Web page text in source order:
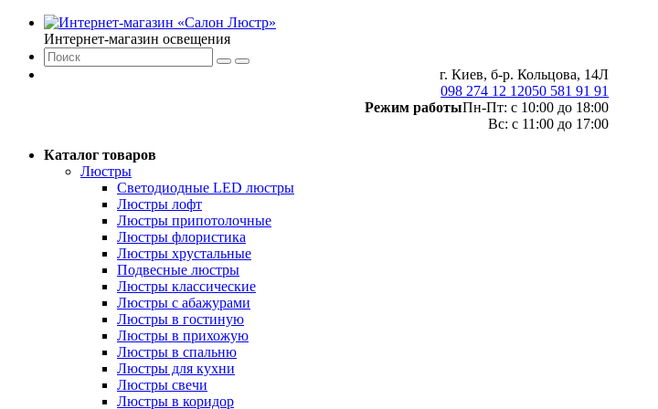
Интернет-магазин освещения
г. Киев, б-р. Кольцова, 14Л
098 274 12 12050 581 91 91
Режим работыПн-Пт: с 10:00 до 18:00
Вс: с 11:00 до 17:00
Каталог товаров
Люстры
Светодиодные LED люстры
Люстры лофт
Люстры припотолочные
Люстры флористика
Люстры хрустальные
Подвесные люстры
Люстры классические
Люстры с абажурами
Люстры в гостиную
Люстры в прихожую
Люстры в спальню
Люстры для кухни
Люстры свечи
Люстры в коридор